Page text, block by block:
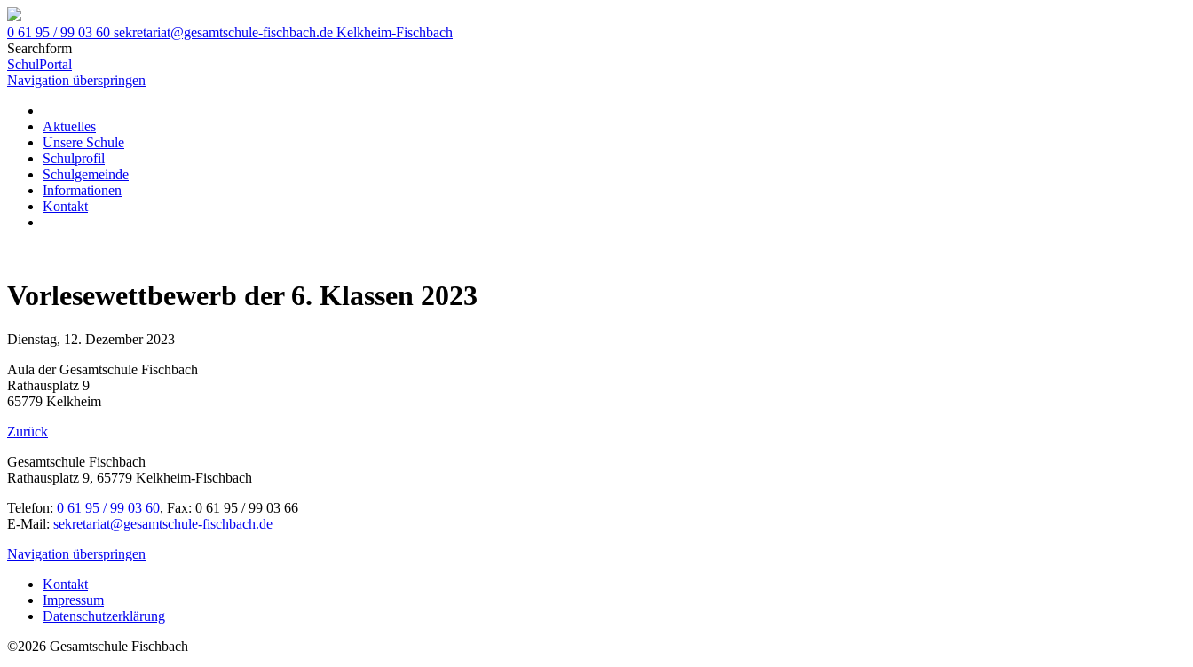
0 61 95 / 99 03 60 sekretariat@gesamtschule-fischbach.de Kelkheim-Fischbach
Searchform
SchulPortal
Navigation überspringen
Aktuelles
Unsere Schule
Schulprofil
Schulgemeinde
Informationen
Kontakt
Vorlesewettbewerb der 6. Klassen 2023
Dienstag, 12. Dezember 2023
Aula der Gesamtschule Fischbach
Rathausplatz 9
65779 Kelkheim
Zurück
Gesamtschule Fischbach
Rathausplatz 9, 65779 Kelkheim-Fischbach
Telefon: 0 61 95 / 99 03 60, Fax: 0 61 95 / 99 03 66
E-Mail: sekretariat@gesamtschule-fischbach.de
Navigation überspringen
Kontakt
Impressum
Datenschutzerklärung
©2026 Gesamtschule Fischbach